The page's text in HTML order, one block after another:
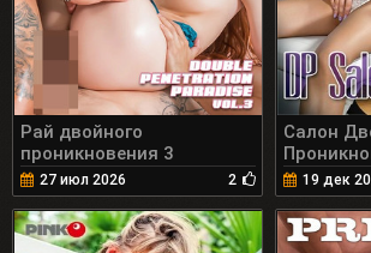
Рай двойного
проникновения 3
27 июл 2026 2
Салон
19 дек